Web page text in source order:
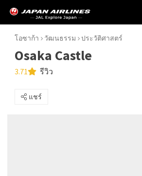
โอซาก้า วัฒนธรรม ประวัติศาสตร์
Osaka Castle
3.71 รีวิว
แชร์